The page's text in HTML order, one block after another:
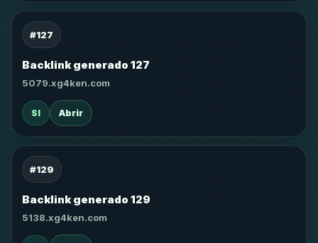
#127
Backlink generado 127
5079.xg4ken.com
SI Abrir
#129
Backlink generado 129
5138.xg4ken.com